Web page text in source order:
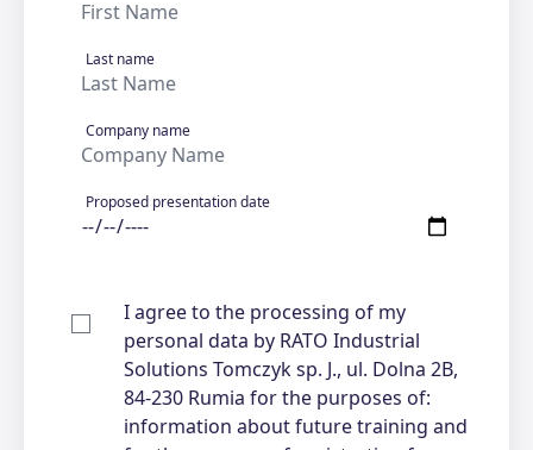
Last name
Company name
Proposed presentation date
I agree to the processing of my
personal data by RATO Industrial
Solutions Tomczyk sp. J., ul. Dolna 2B,
84-230 Rumia for the purposes of:
information about future training and